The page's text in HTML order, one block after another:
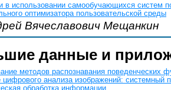
в использовании самообучающихся систем
оптимизатора пользовательской среды
Вячеславович Мещанкин
данные и
методов распознавания поведенческих
цифрового анализа изображений: системный
обработка информации